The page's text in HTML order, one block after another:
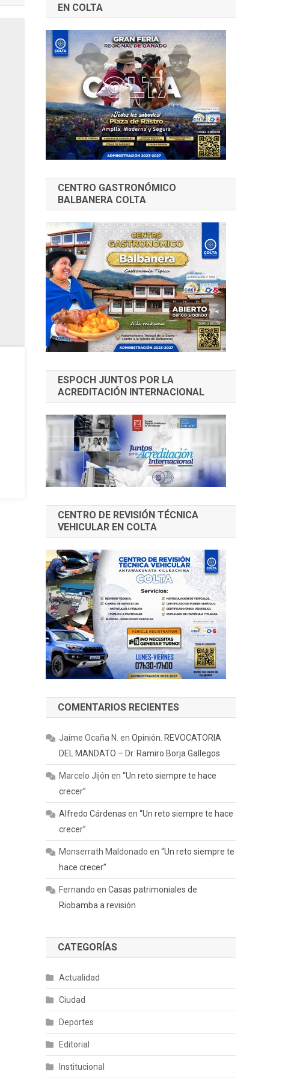
EN COLTA
CENTRO GASTRONÓMICO
BALBANERA COLTA
ESPOCH JUNTOS POR LA
ACREDITACIÓN INTERNACIONAL
CENTRO DE REVISIÓN TÉCNICA
VEHICULAR EN COLTA
COMENTARIOS RECIENTES
Jaime Ocaña N. enOpinión. REVOCATORIA
DEL MANDATO – Dr. Ramiro Borja Gallegos
Marcelo Jijón en“Un reto siempre te hace
crecer”
Alfredo Cárdenas en“Un reto siempre te hace
crecer”
Monserrath Maldonado en“Un reto siempre te
hace crecer”
Fernando enCasas patrimoniales de
Riobamba a revisión
CATEGORÍAS
Actualidad
Ciudad
Deportes
Editorial
Institucional